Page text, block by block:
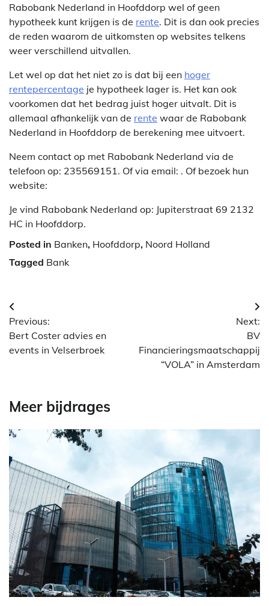
Rabobank Nederland in Hoofddorp wel of geen
hypotheek kunt krijgen is de rente. Dit is dan ook precies
de reden waarom de uitkomsten op websites telkens
weer verschillend uitvallen.
Let wel op dat het niet zo is dat bij een hoger
rentepercentage je hypotheek lager is. Het kan ook
voorkomen dat het bedrag juist hoger uitvalt. Dit is
allemaal afhankelijk van de rente waar de Rabobank
Nederland in Hoofddorp de berekening mee uitvoert.
Neem contact op met Rabobank Nederland via de
telefoon op: 235569151. Of via email: . Of bezoek hun
website:
Je vind Rabobank Nederland op: Jupiterstraat 69 2132
HC in Hoofddorp.
Posted in Banken, Hoofddorp, Noord Holland
Tagged Bank
Berichtnavigatie
Previous:
Bert Coster advies en
events in Velserbroek
Next:
BV
Financieringsmaatschappij
“VOLA” in Amsterdam
Meer bijdrages